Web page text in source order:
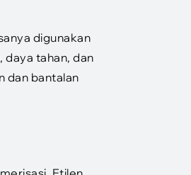
digunakan
daya tahan, dan
dan bantalan